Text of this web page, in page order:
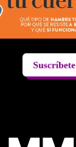
Suscríbete